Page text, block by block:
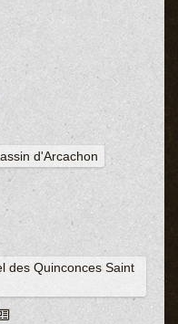
d'Arcachon
des Quinconces Saint